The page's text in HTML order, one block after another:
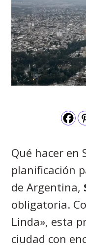
Qué hacer en
planificación
de Argentina,
obligatoria.
Linda», esta
ciudad con